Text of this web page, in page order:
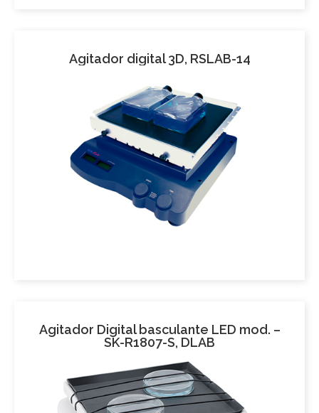
Agitador digital 3D, RSLAB-14
Agitador Digital basculante LED mod. –
SK-R1807-S, DLAB